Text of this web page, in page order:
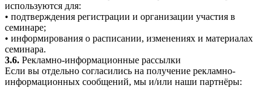
используются для:
• подтверждения регистрации и организации участия в
семинаре;
• информирования о расписании, изменениях и материалах
семинара.
3.6. Рекламно-информационные рассылки
Если вы отдельно согласились на получение рекламно-
информационных сообщений, мы и/или наши партнёры: